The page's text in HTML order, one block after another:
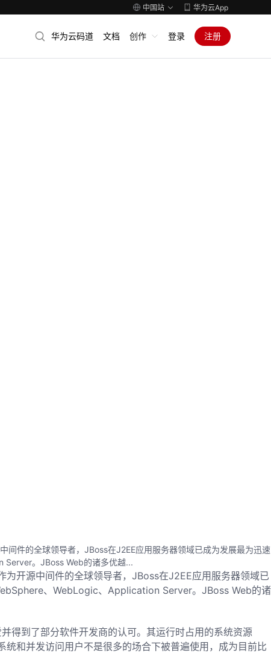
中国站 华为云App
华为云码道 文档 创作 登录 注册
间件的全球领导者，JBoss在J2EE应用服务器领域已成为发展最为迅速
Server。JBoss Web的诸多优越...
开源中间件的全球领导者，JBoss在J2EE应用服务器领域已
、WebLogic、Application Server。JBoss Web的诸
得到了部分软件开发商的认可。其运行时占用的系统资源
和并发访问用户不是很多的场合下被普遍使用，成为目前比